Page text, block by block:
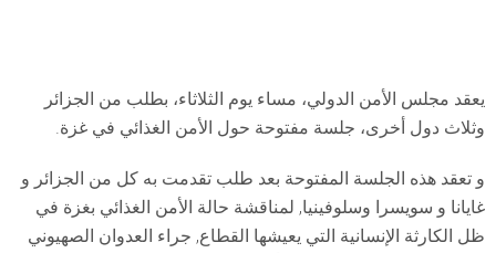
يعقد مجلس الأمن الدولي، مساء يوم الثلاثاء، بطلب من الجزائر
وثلاث دول أخرى، جلسة مفتوحة حول الأمن الغذائي في غزة.
و تعقد هذه الجلسة المفتوحة بعد طلب تقدمت به كل من الجزائر و
غايانا و سويسرا وسلوفينيا, لمناقشة حالة الأمن الغذائي بغزة في
ظل الكارثة الإنسانية التي يعيشها القطاع, جراء العدوان الصهيوني